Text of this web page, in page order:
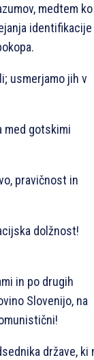
medtem ko
identifikacije
usmerjamo jih v
med gotskimi
pravičnost in
dolžnost!
in po drugih
Slovenijo, na
države, ki